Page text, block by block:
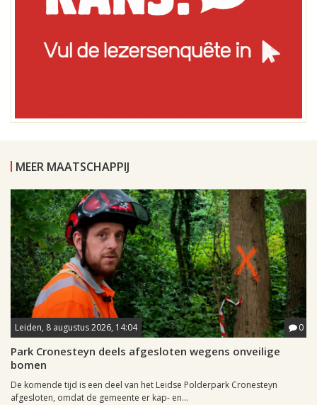
MEER MAATSCHAPPIJ
Leiden, 8 augustus 2026, 14:04 0
Park Cronesteyn deels afgesloten wegens onveilige
bomen
De komende tijd is een deel van het Leidse Polderpark Cronesteyn
afgesloten, omdat de gemeente er kap- en...